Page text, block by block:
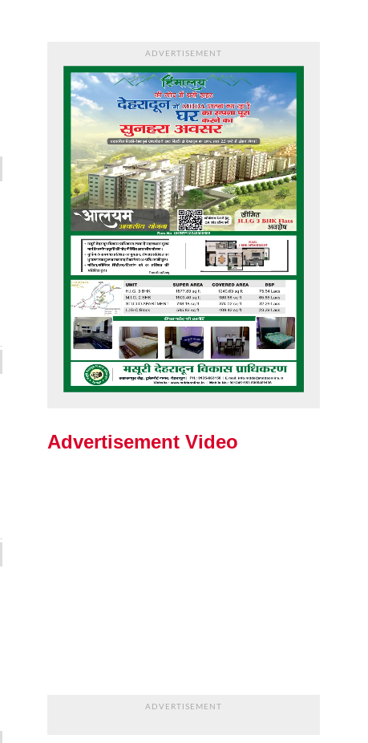
ADVERTISEMENT
Advertisement Video
ADVERTISEMENT